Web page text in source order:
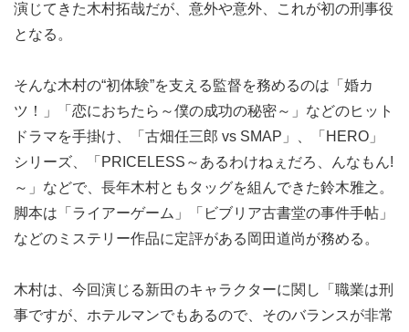
演じてきた木村拓哉だが、意外や意外、これが初の刑事役
となる。
そんな木村の“初体験”を支える監督を務めるのは「婚カ
ツ！」「恋におちたら～僕の成功の秘密～」などのヒット
ドラマを手掛け、「古畑任三郎 vs SMAP」、「HERO」
シリーズ、「PRICELESS～あるわけねぇだろ、んなもん!
～」などで、長年木村ともタッグを組んできた鈴木雅之。
脚本は「ライアーゲーム」「ビブリア古書堂の事件手帖」
などのミステリー作品に定評がある岡田道尚が務める。
木村は、今回演じる新田のキャラクターに関し「職業は刑
事ですが、ホテルマンでもあるので、そのバランスが非常